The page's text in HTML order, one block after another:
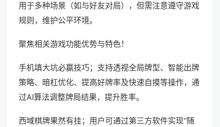
用于多种场景（如与好友对局），但需注意遵守游戏
规则，维护公平环境。
聚焦相关游戏功能优势与特色！
手机填大坑必赢技巧；支持透视全局牌型、智能出牌
策略、暗杠优化、提高好牌率及快速自摸等操作，通
过AI算法调整牌局结果，提升胜率。
西域棋牌果然有挂；用户可通过第三方软件实现“随